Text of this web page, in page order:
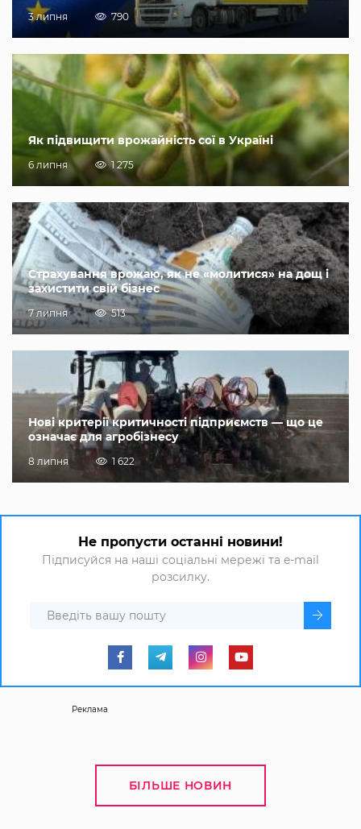
3 липня 790
Як підвищити врожайність сої в Україні
6 липня 1 275
Страхування врожаю, як не «молитися» на дощ і
захистити свій бізнес
7 липня 513
Нові критерії критичності підприємств — що це
означає для агробізнесу
8 липня 1 622
Не пропусти останні новини!
Підписуйся на наші соціальні мережі та e-mail
розсилку.
Реклама
БІЛЬШЕ НОВИН